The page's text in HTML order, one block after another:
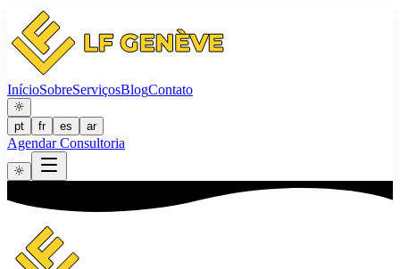
InícioSobreServiçosBlogContato
pt fr es ar
Agendar Consultoria